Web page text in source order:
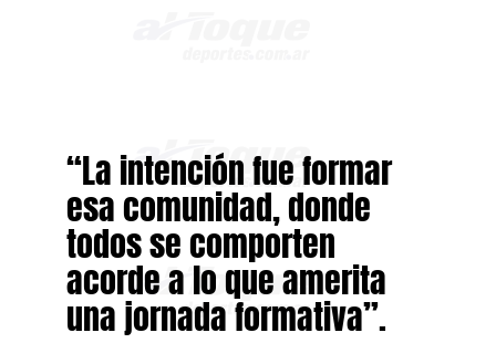
“La intención fue formar
esa comunidad, donde
todos se comporten
acorde a lo que amerita
una jornada formativa”.